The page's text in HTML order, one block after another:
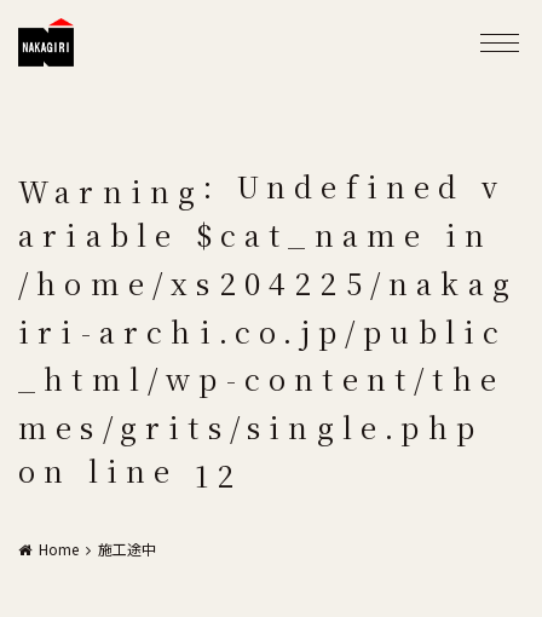
Warning : Undefined v
ariable $cat_name in
/home/xs204225/nakag
iri-archi.co.jp/public
_html/wp-content/the
mes/grits/single.php
on line 12
Home 施工途中